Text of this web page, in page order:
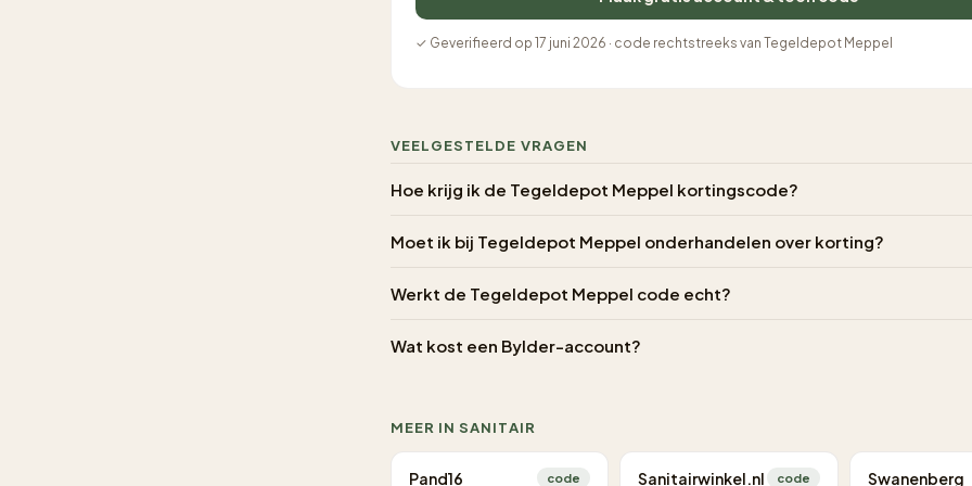
✓ Geverifieerd op 17 juni 2026 · code rechtstreeks van Tegeldepot Meppel
VEELGESTELDE VRAGEN
Hoe krijg ik de Tegeldepot Meppel kortingscode?
Moet ik bij Tegeldepot Meppel onderhandelen over korting?
Werkt de Tegeldepot Meppel code echt?
Wat kost een Bylder-account?
MEER IN SANITAIR
Pand16 code Sanitairwinkel.nl code Swanenberg